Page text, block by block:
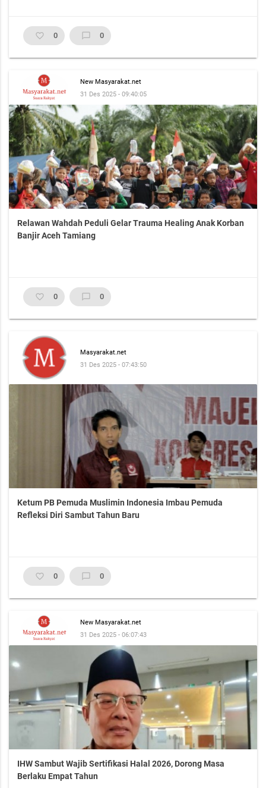
favorite_border 0 chat_bubble_outline 0
New Masyarakat.net
31 Des 2025 - 09:40:05
Relawan Wahdah Peduli Gelar Trauma Healing Anak Korban
Banjir Aceh Tamiang
favorite_border 0 chat_bubble_outline 0
Masyarakat.net
31 Des 2025 - 07:43:50
Ketum PB Pemuda Muslimin Indonesia Imbau Pemuda
Refleksi Diri Sambut Tahun Baru
favorite_border 0 chat_bubble_outline 0
New Masyarakat.net
31 Des 2025 - 06:07:43
IHW Sambut Wajib Sertifikasi Halal 2026, Dorong Masa
Berlaku Empat Tahun